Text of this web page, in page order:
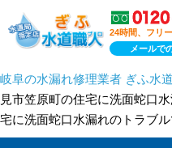
24時間、フリ
メールで
岐阜の水漏れ修理業者 ぎふ水
見市笠原町の住宅に洗面蛇口
宅に洗面蛇口水漏れのトラブ